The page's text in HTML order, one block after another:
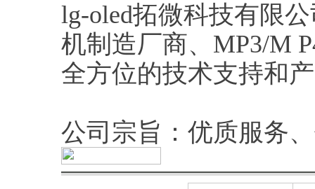
lg-oled拓微科技有限
机制造厂商、MP3/M
全方位的技术支持和
公司宗旨：优质服务